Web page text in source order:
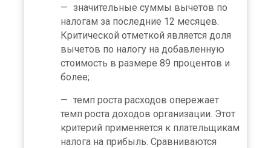
значительные суммы вычетов по
налогам за последние 12 месяцев.
Критической отметкой является доля
вычетов по налогу на добавленную
стоимость в размере 89 процентов и
более;
темп роста расходов опережает
темп роста доходов организации. Этот
критерий применяется к плательщикам
налога на прибыль. Сравниваются